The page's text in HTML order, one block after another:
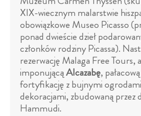
XIX-wiecznym malarstwie
obowiązkowe Museo Picasso
ponad dwieście dzieł
członków rodziny Picassa).
rezerwację Malaga Free Tours,
imponującąAlcazabę,
fortyfikację z bujnymi
dekoracjami, zbudowaną przez
Hammudi.